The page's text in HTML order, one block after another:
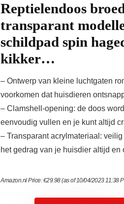
Reptielendoos
transparant
schildpad spin
kikker…
– Ontwerp van kleine luchtgaten
voorkomen dat huisdieren
– Clamshell-opening: de doos
eenvoudig vullen en je kunt altijd
– Transparant acrylmateriaal:
het gedrag van je huisdier altijd en
Amazon.nl Price:€29.98(as of 10/04/2023 11:38